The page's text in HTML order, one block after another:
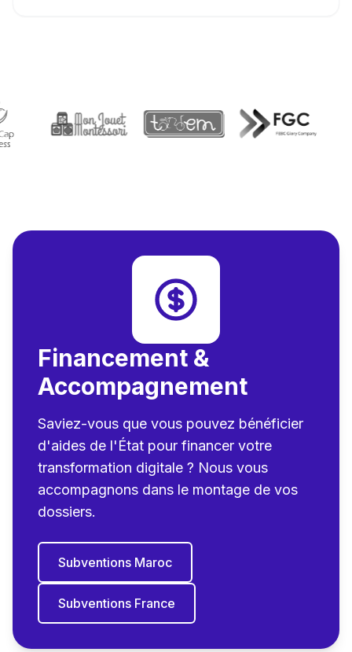
Financement &
Accompagnement
Saviez-vous que vous pouvez bénéficier
d'aides de l'État pour financer votre
transformation digitale ? Nous vous
accompagnons dans le montage de vos
dossiers.
Subventions Maroc
Subventions France